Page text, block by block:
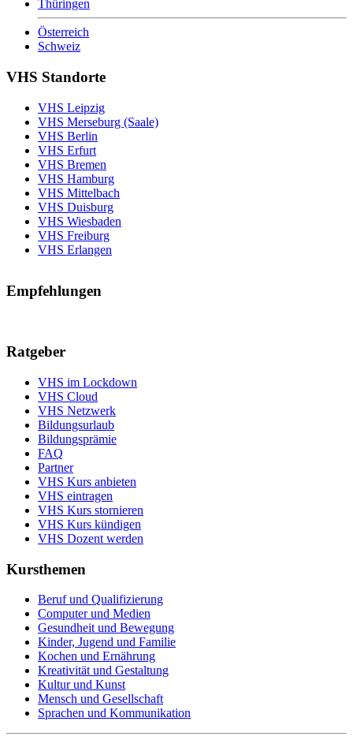
Thüringen
Österreich
Schweiz
VHS Standorte
VHS Leipzig
VHS Merseburg (Saale)
VHS Berlin
VHS Erfurt
VHS Bremen
VHS Hamburg
VHS Mittelbach
VHS Duisburg
VHS Wiesbaden
VHS Freiburg
VHS Erlangen
Empfehlungen
Ratgeber
VHS im Lockdown
VHS Cloud
VHS Netzwerk
Bildungsurlaub
Bildungsprämie
FAQ
Partner
VHS Kurs anbieten
VHS eintragen
VHS Kurs stornieren
VHS Kurs kündigen
VHS Dozent werden
Kursthemen
Beruf und Qualifizierung
Computer und Medien
Gesundheit und Bewegung
Kinder, Jugend und Familie
Kochen und Ernährung
Kreativität und Gestaltung
Kultur und Kunst
Mensch und Gesellschaft
Sprachen und Kommunikation